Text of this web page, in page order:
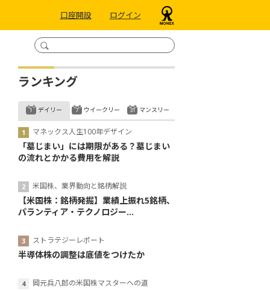
口座開設 ログイン
ランキング
デイリー
マネックス人生100年デザイン
「墓じまい」には期限がある？墓じまい
の流れとかかる費用を解説
米国株、業界動向と銘柄解説
【米国株：銘柄発掘】業績上振れ5銘柄、
パランティア・テクノロジー...
ストラテジーレポート
半導体株の調整は底値をつけたか
岡元兵八郎の米国株マスターへの道
ウイークリー マンスリー